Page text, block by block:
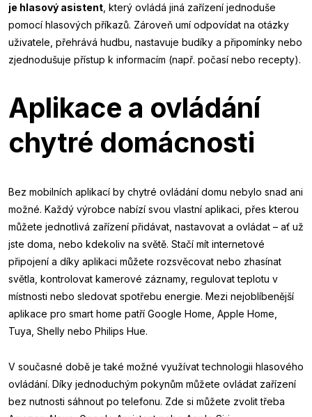
je hlasový asistent , který ovládá jiná zařízení jednoduše
pomocí hlasových příkazů. Zároveň umí odpovídat na otázky
uživatele, přehrává hudbu, nastavuje budíky a připomínky nebo
zjednodušuje přístup k informacím (např. počasí nebo recepty).
Aplikace a ovládání
chytré domácnosti
Bez mobilních aplikací by chytré ovládání domu nebylo snad ani
možné. Každý výrobce nabízí svou vlastní aplikaci, přes kterou
můžete jednotlivá zařízení přidávat, nastavovat a ovládat – ať už
jste doma, nebo kdekoliv na světě. Stačí mít internetové
připojení a díky aplikaci můžete rozsvěcovat nebo zhasínat
světla, kontrolovat kamerové záznamy, regulovat teplotu v
místnosti nebo sledovat spotřebu energie. Mezi nejoblíbenější
aplikace pro smart home patří Google Home, Apple Home,
Tuya, Shelly nebo Philips Hue.
V současné době je také možné využívat technologii hlasového
ovládání. Díky jednoduchým pokynům můžete ovládat zařízení
bez nutnosti sáhnout po telefonu. Zde si můžete zvolit třeba